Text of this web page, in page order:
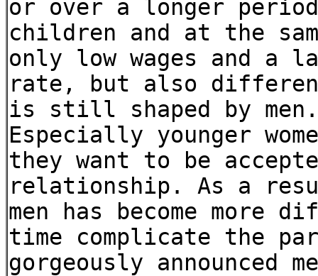
or over a longer
children and at the
only low wages and a
rate, but also
is still shaped by
Especially younger
they want to be
relationship. As a
men has become
time complicate the
gorgeously